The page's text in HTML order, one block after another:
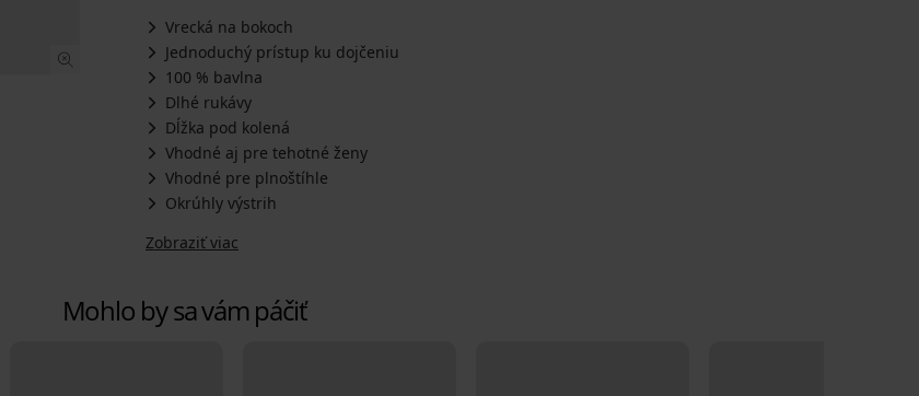
Vrecká na bokoch
Jednoduchý prístup ku dojčeniu
100 % bavlna
Dlhé rukávy
Dĺžka pod kolená
Vhodné aj pre tehotné ženy
Vhodné pre plnoštíhle
Okrúhly výstrih
Zobraziť viac
Mohlo by sa vám páčiť